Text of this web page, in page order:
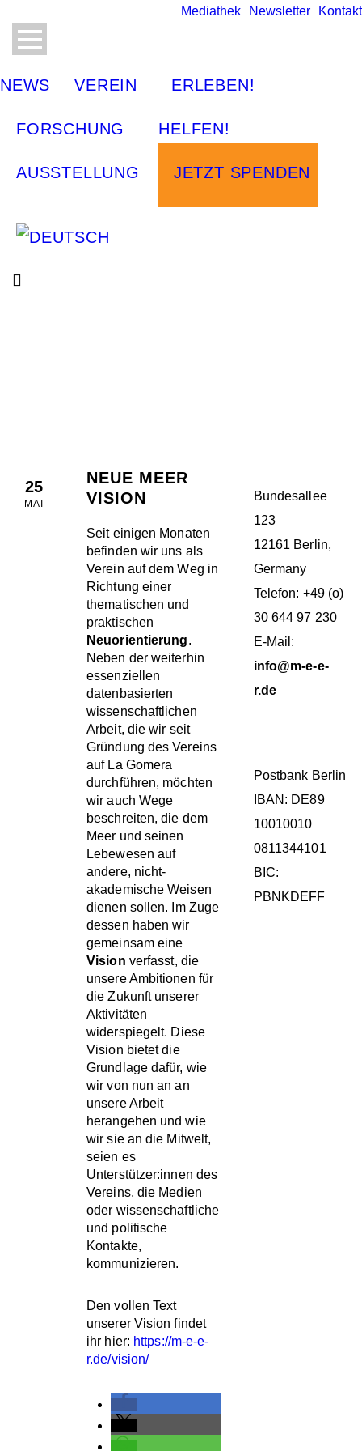
Mediathek Newsletter Kontakt
NEWS VEREIN ERLEBEN!
FORSCHUNG HELFEN!
AUSSTELLUNG JETZT SPENDEN
25
MAI
NEUE MEER
VISION
Seit einigen Monaten
befinden wir uns als
Verein auf dem Weg in
Richtung einer
thematischen und
praktischen
Neuorientierung.
Neben der weiterhin
essenziellen
datenbasierten
wissenschaftlichen
Arbeit, die wir seit
Gründung des Vereins
auf La Gomera
durchführen, möchten
wir auch Wege
beschreiten, die dem
Meer und seinen
Lebewesen auf
andere, nicht-
akademische Weisen
dienen sollen. Im Zuge
dessen haben wir
gemeinsam eine
Vision verfasst, die
unsere Ambitionen für
die Zukunft unserer
Aktivitäten
widerspiegelt. Diese
Vision bietet die
Grundlage dafür, wie
wir von nun an an
unsere Arbeit
herangehen und wie
wir sie an die Mitwelt,
seien es
Unterstützer:innen des
Vereins, die Medien
oder wissenschaftliche
und politische
Kontakte,
kommunizieren.
Den vollen Text
unserer Vision findet
ihr hier: https://m-e-e-
r.de/vision/
Bundesallee
123
12161 Berlin,
Germany
Telefon: +49 (o)
30 644 97 230
E-Mail:
info@m-e-e-
r.de
Postbank Berlin
IBAN: DE89
10010010
0811344101
BIC:
PBNKDEFF